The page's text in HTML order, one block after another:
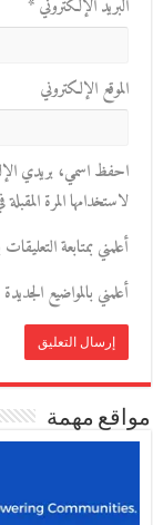
البريد الإلكتروني*
الموقع الإلكتروني
احفظ اسمي، بريدي
لاستخدامها المرة
أعلمني بمتابعة
أعلمني بالمواضيع
مواقع مهمة